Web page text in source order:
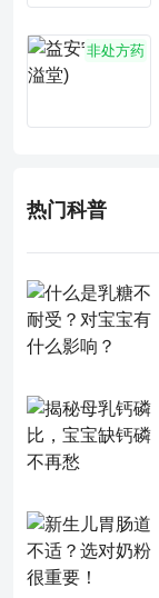
非处方药
热门科普